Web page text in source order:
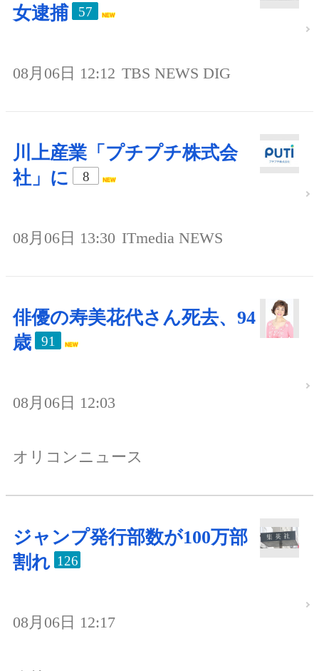
女逮捕
57
08月06日 12:12 TBS NEWS DIG
川上産業「プチプチ株式会
社」に
8
08月06日 13:30 ITmedia NEWS
俳優の寿美花代さん死去、94
歳
91
08月06日 12:03
オリコンニュース
ジャンプ発行部数が100万部
割れ 126
08月06日 12:17